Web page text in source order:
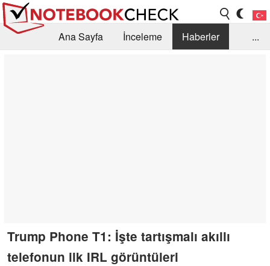
Ana Sayfa İnceleme
Haberler
...
Trump Phone T1: İşte tartışmalı akıllı
telefonun ilk IRL görüntüleri